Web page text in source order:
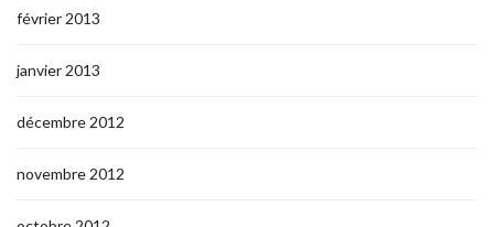
février 2013
janvier 2013
décembre 2012
novembre 2012